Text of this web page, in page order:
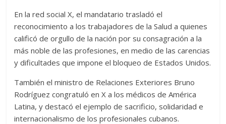
En la red social X, el mandatario trasladó el
reconocimiento a los trabajadores de la Salud a quienes
calificó de orgullo de la nación por su consagración a la
más noble de las profesiones, en medio de las carencias
y dificultades que impone el bloqueo de Estados Unidos.
También el ministro de Relaciones Exteriores Bruno
Rodríguez congratuló en X a los médicos de América
Latina, y destacó el ejemplo de sacrificio, solidaridad e
internacionalismo de los profesionales cubanos.